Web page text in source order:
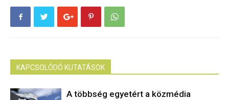
KAPCSOLÓDÓ KUTATÁSOK
A többség egyetért a közmédia